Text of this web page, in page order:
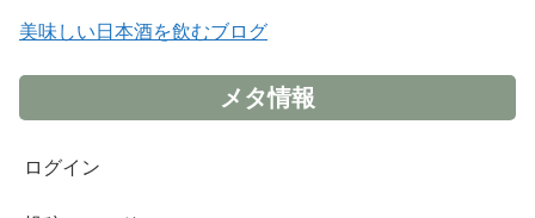
美味しい日本酒を飲むブログ
メタ情報
ログイン